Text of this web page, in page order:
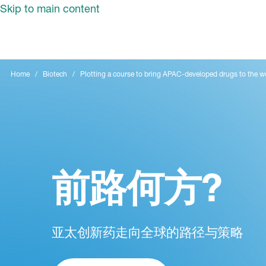
Skip to main content
Home Biotech Plotting a course to bring APAC-developed drugs to the
前路何方?
亚太创新药走向全球的路径与策略